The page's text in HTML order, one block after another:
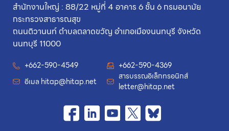
สำนักงานใหญ่ : 88/22 หมู่ที่ 4 อาคาร 6 ชั้น 6 กรมอนามัย
กระทรวงสาธารณสุข
ถนนติวานนท์ ตำบลตลาดขวัญ อำเภอเมืองนนทบุรี จังหวัด
นนทบุรี 11000
+662-590-4549
+662-590-4369
อีเมล hitap@hitap.net
สารบรรณอิเล็กทรอนิกส์
letter@hitap.net